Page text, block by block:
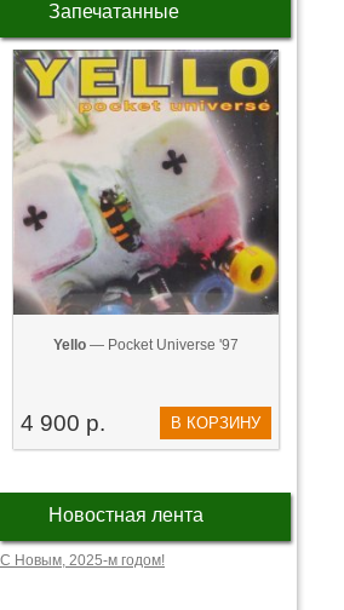
Запечатанные
Yello — Pocket Universe '97
4 900 р. В КОРЗИНУ
Новостная лента
С Новым, 2025-м годом!